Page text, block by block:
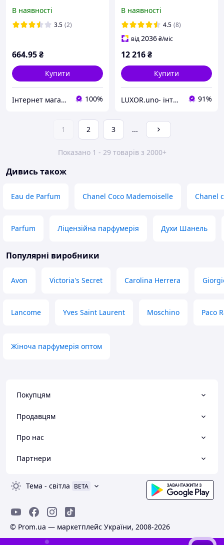
жіночі ) туалетна вода
В наявності
3.5 (2)
664.95₴
Купити
Інтернет магазин - Ревізор 100%
В наявності
4.5 (8)
від2036₴/міс
12 216₴
Купити
LUXOR.uno- інтернет магазин 91%
1 2 3 ...
Показано 1 - 29 товарів з 2000+
Дивись також
Eau de Parfum Chanel Coco Mademoiselle Chanel
Parfum Ліцензійна парфумерія Духи Шанель
Популярні виробники
Avon Victoria's Secret Carolina Herrera
Lancome Yves Saint Laurent Moschino Paco
Жіноча парфумерія оптом
Покупцям
Продавцям
Про нас
Партнери
Тема - світла BETA
© Prom.ua — маркетплейс України, 2008-2026